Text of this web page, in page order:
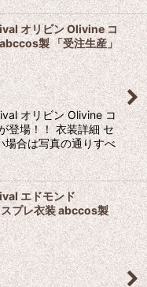
オリビン Olivine コ
製 「受注生産」
オリビン Olivine コ
登場！！ 衣装詳細 セ
場合は写真の通りすべ
エドモンド
プレ衣装 abccos製